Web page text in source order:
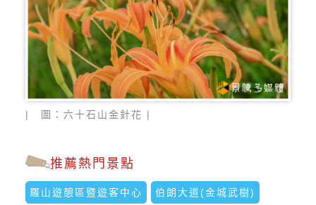
| 圖：六十石山金針花 |
推薦熱門景點
羅山遊憩區暨遊客中心 伯朗大道(金城武樹)